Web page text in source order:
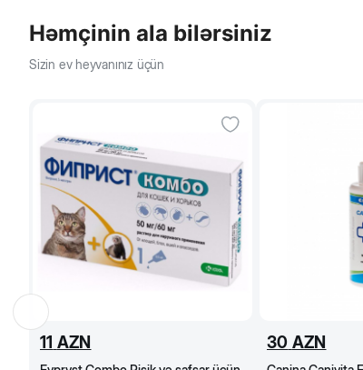
Həmçinin ala bilərsiniz
Sizin ev heyvanınız üçün
11 AZN 30 AZN